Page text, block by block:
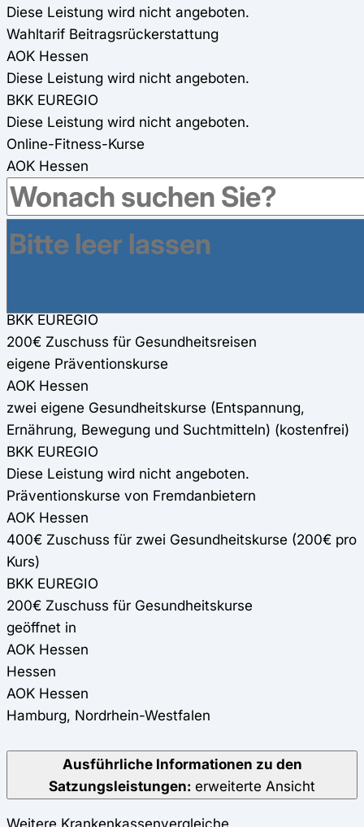
Diese Leistung wird nicht angeboten.
Wahltarif Beitragsrückerstattung
AOK Hessen
Diese Leistung wird nicht angeboten.
BKK EUREGIO
Diese Leistung wird nicht angeboten.
Online-Fitness-Kurse
AOK Hessen
Kostenlose Online-Fitness-Kurse werden angeboten
BKK EUREGIO
200€ Zuschuss für Online-Fitness-Kurse
Gesundheitsreisen
BKK EUREGIO
200€ Zuschuss für Gesundheitsreisen
eigene Präventionskurse
AOK Hessen
zwei eigene Gesundheitskurse (Entspannung,
Ernährung, Bewegung und Suchtmitteln) (kostenfrei)
BKK EUREGIO
Diese Leistung wird nicht angeboten.
Präventionskurse von Fremdanbietern
AOK Hessen
400€ Zuschuss für zwei Gesundheitskurse (200€ pro
Kurs)
BKK EUREGIO
200€ Zuschuss für Gesundheitskurse
geöffnet in
AOK Hessen
Hessen
AOK Hessen
Hamburg, Nordrhein-Westfalen
Ausführliche Informationen zu den
Satzungsleistungen: erweiterte Ansicht